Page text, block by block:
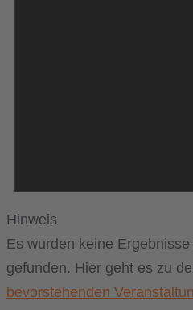
Hinweis
Es wurden keine
gefunden. Hier geht es zu
bevorstehenden